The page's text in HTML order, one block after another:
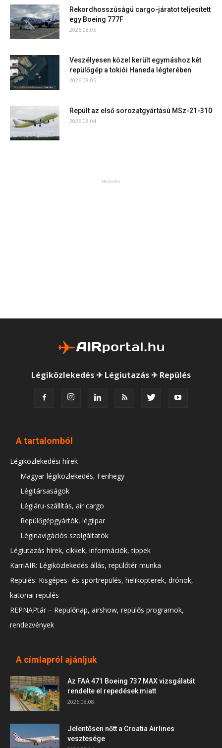
Rekordhosszúságú cargo-járatot teljesített
egy Boeing 777F
2026.08.05.
Veszélyesen közel került egymáshoz két
repülőgép a tokiói Haneda légterében
2026.08.05.
Repült az első sorozatgyártású MSz-21-310
2026.08.04.
Hirdetés
Légiközlekedés ✈ Légiutazás ✈ Repülés
A tartalomból
Légiközlekedési hírek
Magyar légiközlekedés, Ferihegy
Légitársaságok
Légiáru-szállítás, air cargo
Repülőgépgyártók, légiipar
Léginavigációs szolgáltatók
Légiutazás hírek, cikkek, információk, tippek
KarriAIR: Légiközlekedés állás, repülőtér munka
Repülés: Kisgépes- és sportrepülés, helikopterek, drónok,
katonai repülés
REPNAPtár – Repülőnap, airshow, repülős programok,
rendezvények
A címlapról ajánljuk
Az FAA 471 Boeing 737 MAX vizsgálatát
rendelte el repedések miatt
2026.08.08.
Jelentősen nőtt a Croatia Airlines
vesztesége